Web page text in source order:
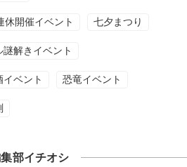
開催イベント 七夕まつり
謎解きイベント
イベント 恐竜イベント
部イチオシ